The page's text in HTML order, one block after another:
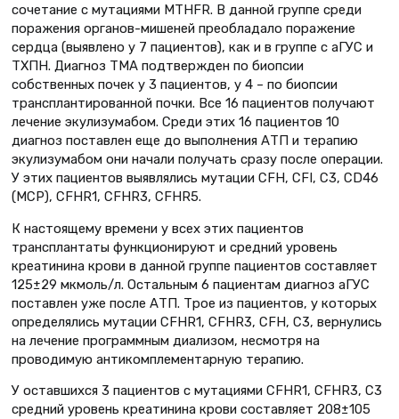
сочетание с мутациями MTHFR. В данной группе среди
поражения органов-мишеней преобладало поражение
сердца (выявлено у 7 пациентов), как и в группе с аГУС и
ТХПН. Диагноз ТМА подтвержден по биопсии
собственных почек у 3 пациентов, у 4 – по биопсии
трансплантированной почки. Все 16 пациентов получают
лечение экулизумабом. Среди этих 16 пациентов 10
диагноз поставлен еще до выполнения АТП и терапию
экулизумабом они начали получать сразу после операции.
У этих пациентов выявлялись мутации CFH, CFI, C3, CD46
(MCP), CFHR1, CFHR3, CFHR5.
К настоящему времени у всех этих пациентов
трансплантаты функционируют и средний уровень
креатинина крови в данной группе пациентов составляет
125±29 мкмоль/л. Остальным 6 пациентам диагноз аГУС
поставлен уже после АТП. Трое из пациентов, у которых
определялись мутации CFHR1, CFHR3, CFH, C3, вернулись
на лечение программным диализом, несмотря на
проводимую антикомплементарную терапию.
У оставшихся 3 пациентов с мутациями CFHR1, CFHR3, С3
средний уровень креатинина крови составляет 208±105